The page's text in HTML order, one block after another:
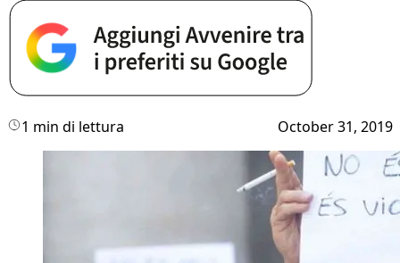
1 min di lettura October 31, 2019